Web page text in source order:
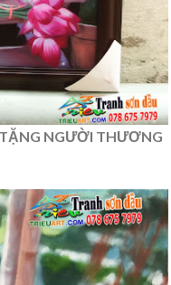
NGƯỜI THƯƠNG